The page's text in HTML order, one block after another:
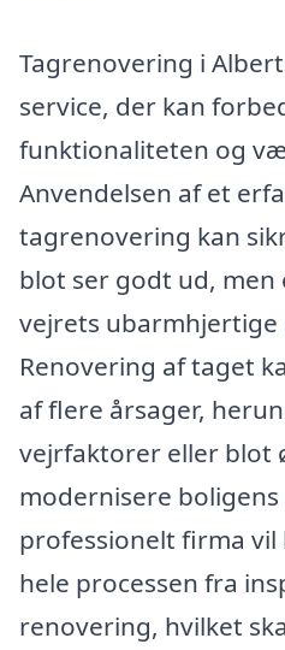
Tagrenovering i
service, der kan
funktionaliteten og
Anvendelsen af et
tagrenovering kan
blot ser godt ud,
vejrets ubarmhjertige
Renovering af taget
af flere årsager,
vejrfaktorer eller blot
modernisere boligens
professionelt firma
hele processen fra
renovering, hvilket